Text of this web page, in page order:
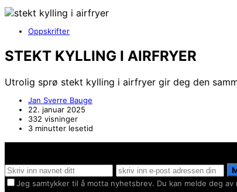
Oppskrifter
STEKT KYLLING I AIRFRYER
Utrolig sprø stekt kylling i airfryer gir deg den
Jan Sverre Bauge
22. januar 2025
332 visninger
3 minutter lesetid
Jeg samtykker til å motta nyhetsbrev. Du kan melde deg av